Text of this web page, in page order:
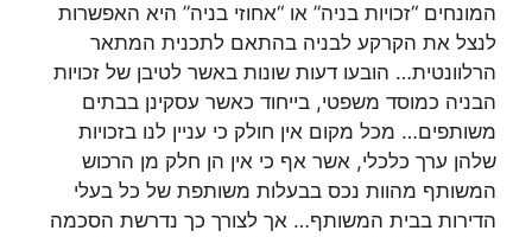
המונחים “זכויות בניה” או “אחוזי בניה” היא האפשרות
לנצל את הקרקע לבניה בהתאם לתכנית המתאר
הרלוונטית… הובעו דעות שונות באשר לטיבן של זכויות
הבניה כמוסד משפטי, בייחוד כאשר עסקינן בבתים
משותפים… מכל מקום אין חולק כי עניין לנו בזכויות
שלהן ערך כלכלי, אשר אף כי אין הן חלק מן הרכוש
המשותף מהוות נכס בבעלות משותפת של כל בעלי
הדירות בבית המשותף… אך לצורך כך נדרשת הסכמה